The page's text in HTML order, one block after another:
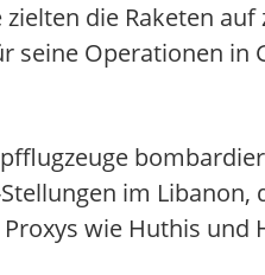
die Raketen
seine Operationen in
im
wie Huthis und